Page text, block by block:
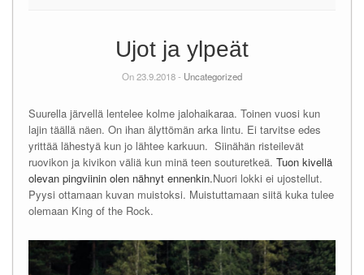
Ujot ja ylpeät
On 23.9.2018 - Uncategorized
Suurella järvellä lentelee kolme jalohaikaraa. Toinen vuosi kun
lajin täällä näen. On ihan älyttömän arka lintu. Ei tarvitse edes
yrittää lähestyä kun jo lähtee karkuun. Siinähän risteilevät
ruovikon ja kivikon väliä kun minä teen souturetkeä. Tuon kivellä
olevan pingviinin olen nähnyt ennenkin.Nuori lokki ei ujostellut.
Pyysi ottamaan kuvan muistoksi. Muistuttamaan siitä kuka tulee
olemaan King of the Rock.